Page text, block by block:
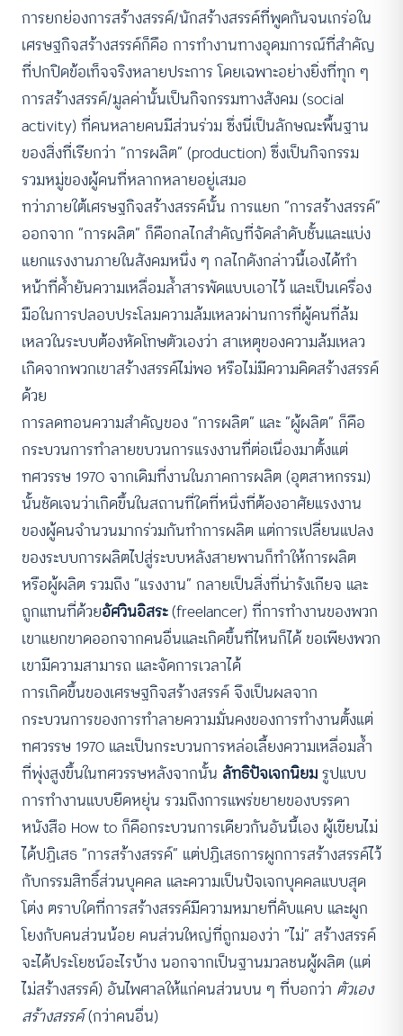
การยกย่องการสร้างสรรค์/นักสร้างสรรค์ที่พูดกันจนเกร่อใน
เศรษฐกิจสร้างสรรค์ก็คือ การทำงานทางอุดมการณ์ที่สำคัญ
ที่ปกปิดข้อเท็จจริงหลายประการ โดยเฉพาะอย่างยิ่งที่ทุก ๆ
การสร้างสรรค์/มูลค่านั้นเป็นกิจกรรมทางสังคม (social
activity) ที่คนหลายคนมีส่วนร่วม ซึ่งนี่เป็นลักษณะพื้นฐาน
ของสิ่งที่เรียกว่า “การผลิต” (production) ซึ่งเป็นกิจกรรม
รวมหมู่ของผู้คนที่หลากหลายอยู่เสมอ
ทว่าภายใต้เศรษฐกิจสร้างสรรค์นั้น การแยก “การสร้างสรรค์”
ออกจาก “การผลิต” ก็คือกลไกสำคัญที่จัดลำดับชั้นและแบ่ง
แยกแรงงานภายในสังคมหนึ่ง ๆ กลไกดังกล่าวนี้เองได้ทำ
หน้าที่ค้ำยันความเหลื่อมล้ำสารพัดแบบเอาไว้ และเป็นเครื่อง
มือในการปลอบประโลมความล้มเหลวผ่านการที่ผู้คนที่ล้ม
เหลวในระบบต้องหัดโทษตัวเองว่า สาเหตุของความล้มเหลว
เกิดจากพวกเขาสร้างสรรค์ไม่พอ หรือไม่มีความคิดสร้างสรรค์
ด้วย
การลดทอนความสำคัญของ “การผลิต” และ “ผู้ผลิต” ก็คือ
กระบวนการทำลายขบวนการแรงงานที่ต่อเนื่องมาตั้งแต่
ทศวรรษ 1970 จากเดิมที่งานในภาคการผลิต (อุตสาหกรรม)
นั้นชัดเจนว่าเกิดขึ้นในสถานที่ใดที่หนึ่งที่ต้องอาศัยแรงงาน
ของผู้คนจำนวนมากร่วมกันทำการผลิต แต่การเปลี่ยนแปลง
ของระบบการผลิตไปสู่ระบบหลังสายพานก็ทำให้การผลิต
หรือผู้ผลิต รวมถึง “แรงงาน” กลายเป็นสิ่งที่น่ารังเกียจ และ
ถูกแทนที่ด้วยอัศวินอิสระ(freelancer) ที่การทำงานของพวก
เขาแยกขาดออกจากคนอื่นและเกิดขึ้นที่ไหนก็ได้ ขอเพียงพวก
เขามีความสามารถ และจัดการเวลาได้
การเกิดขึ้นของเศรษฐกิจสร้างสรรค์ จึงเป็นผลจาก
กระบวนการของการทำลายความมั่นคงของการทำงานตั้งแต่
ทศวรรษ 1970 และเป็นกระบวนการหล่อเลี้ยงความเหลื่อมล้ำ
ที่พุ่งสูงขึ้นในทศวรรษหลังจากนั้น ลัทธิปัจเจกนิยมรูปแบบ
การทำงานแบบยืดหยุ่น รวมถึงการแพร่ขยายของบรรดา
หนังสือ How to ก็คือกระบวนการเดียวกันอันนี้เอง ผู้เขียนไม่
ได้ปฏิเสธ “การสร้างสรรค์” แต่ปฏิเสธการผูกการสร้างสรรค์ไว้
กับกรรมสิทธิ์ส่วนบุคคล และความเป็นปัจเจกบุคคลแบบสุด
โต่ง ตราบใดที่การสร้างสรรค์มีความหมายที่คับแคบ และผูก
โยงกับคนส่วนน้อย คนส่วนใหญ่ที่ถูกมองว่า “ไม่” สร้างสรรค์
จะได้ประโยชน์อะไรบ้าง นอกจากเป็นฐานมวลชนผู้ผลิต (แต่
ไม่สร้างสรรค์) อันไพศาลให้แก่คนส่วนบน ๆ ที่บอกว่า ตัวเอง
สร้างสรรค์(กว่าคนอื่น)